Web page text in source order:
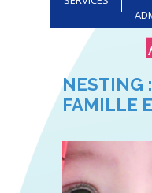
NESTING
FAMILLE